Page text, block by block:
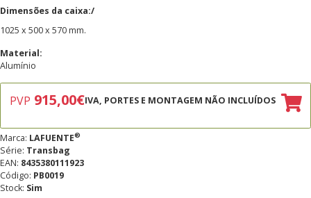
Dimensões da caixa:/
1025 x 500 x 570 mm.
Material:
Alumínio
PVP 915,00€IVA, PORTES E MONTAGEM NÃO INCLUÍDOS
Marca: LAFUENTE®
Série: Transbag
EAN: 8435380111923
Código: PB0019
Stock: Sim